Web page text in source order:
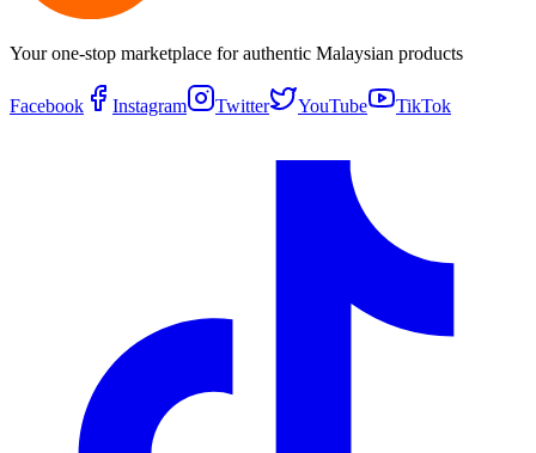
Your one-stop marketplace for authentic Malaysian products
Facebook Instagram Twitter YouTube TikTok